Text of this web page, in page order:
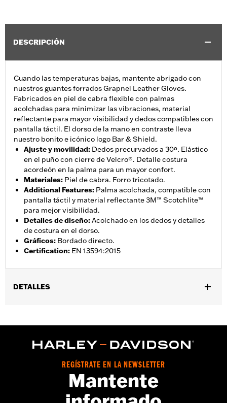
DESCRIPCIÓN
Cuando las temperaturas bajas, mantente abrigado con
nuestros guantes forrados Grapnel Leather Gloves.
Fabricados en piel de cabra flexible con palmas
acolchadas para minimizar las vibraciones, material
reflectante para mayor visibilidad y dedos compatibles con
pantalla táctil. El dorso de la mano en contraste lleva
nuestro bonito e icónico logo Bar & Shield.
Ajuste y movilidad: Dedos precurvados a 30º. Elástico
en el puño con cierre de Velcro®. Detalle costura
acordeón en la palma para un mayor confort.
Materiales: Piel de cabra. Forro tricotado.
Additional Features: Palma acolchada, compatible con
pantalla táctil y material reflectante 3M™ Scotchlite™
para mejor visibilidad.
Detalles de diseño:Acolchado en los dedos y detalles
de costura en el dorso.
Gráficos: Bordado directo.
Certification: EN 13594:2015
DETALLES
Características funcionales:Compatible con pantallas
GARANTÍA:Garantía limitada de 2 años - Visitawww.h-
para más detalles
REGÍSTRATE EN LA NEWSLETTER
Mantente